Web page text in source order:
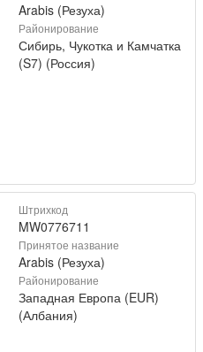
Arabis (Резуха)
Районирование
Сибирь, Чукотка и Камчатка
(S7) (Россия)
Штрихкод
MW0776711
Принятое название
Arabis (Резуха)
Районирование
Западная Европа (EUR)
(Албания)